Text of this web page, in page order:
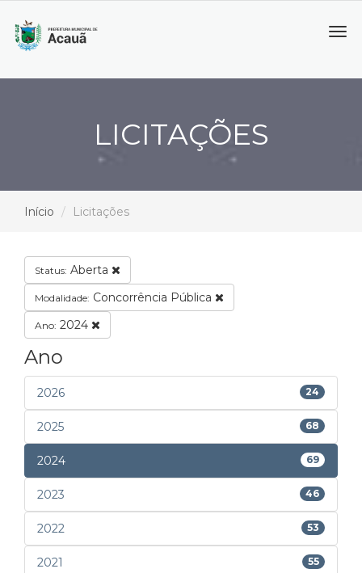
LICITAÇÕES
Início Licitações
Status: Aberta
Modalidade: Concorrência Pública
Ano: 2024
Ano
2026 24
2025 68
2024 69
2023 46
2022 53
2021 55